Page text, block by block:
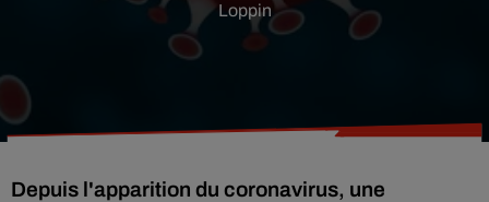
Loppin
Depuis l'apparition du coronavirus, une